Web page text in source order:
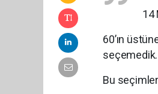
14
60’ın
seçemedik.
Bu